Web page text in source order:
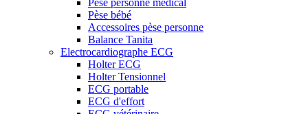
Pèse personne médical
Pèse bébé
Accessoires pèse personne
Balance Tanita
Electrocardiographe ECG
Holter ECG
Holter Tensionnel
ECG portable
ECG d'effort